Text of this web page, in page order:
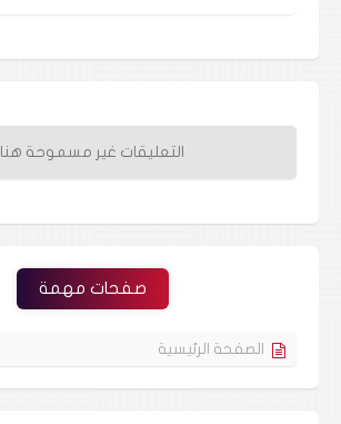
التعليقات غير مسموحة هنا
صفحات مهمة
الصفحة الرئيسية